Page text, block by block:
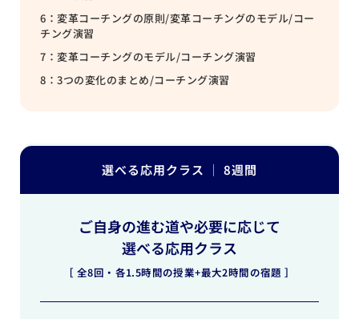
6：変革コーチングの原則/変革コーチングのモデル/コー
チング演習
7：変革コーチングのモデル/コーチング演習
8：3つの変化のまとめ/コーチング演習
選べる応用クラス │ 8週間
ご自身の進む道や必要に応じて
選べる応用クラス
［ 全8回・各1.5時間の授業+最大2時間の宿題 ］